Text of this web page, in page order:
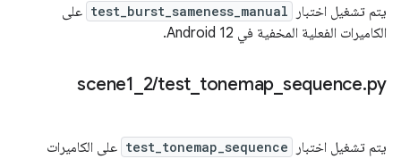
يتم تشغيل اختبار test_burst_sameness_manual على
الكاميرات الفعلية المخفية في Android 12.
‫scene1 2/test tonemap sequence.py
يتم تشغيل اختبار test_tonemap_sequence على الكاميرات